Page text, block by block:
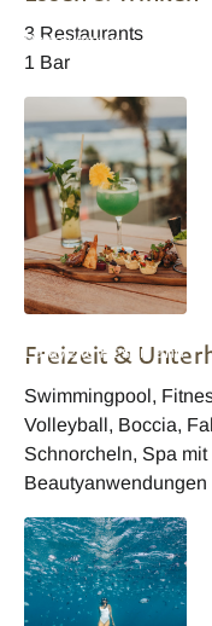
Badezimmer
3 Restaurants
1 Bar
Lafayette Resort and
Freizeit &
Swimmingpool,
Volleyball, Boccia,
Schnorcheln, Spa